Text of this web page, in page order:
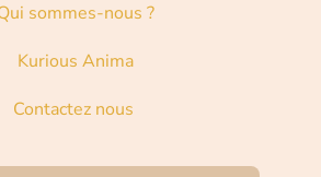
sommes-nous ?
Kurious Anima
Contactez nous